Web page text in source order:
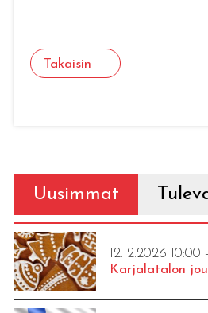
Takaisin
Uusimmat
12.12.2026 10:00
Karjalatalon